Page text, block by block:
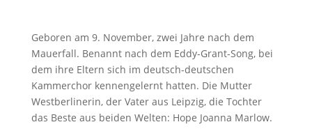
Geboren am 9. November, zwei Jahre nach dem
Mauerfall. Benannt nach dem Eddy-Grant-Song, bei
dem ihre Eltern sich im deutsch-deutschen
Kammerchor kennengelernt hatten. Die Mutter
Westberlinerin, der Vater aus Leipzig, die Tochter
das Beste aus beiden Welten: Hope Joanna Marlow.